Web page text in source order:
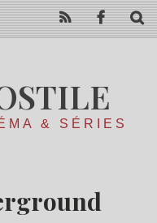
& SÉRIES
RSS